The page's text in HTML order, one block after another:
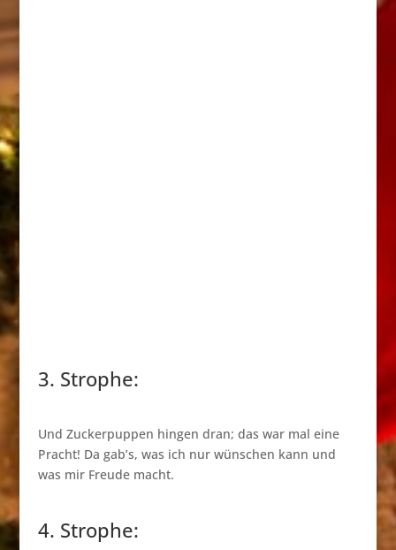
3. Strophe:
Und Zuckerpuppen hingen dran; das war mal eine
Pracht! Da gab’s, was ich nur wünschen kann und
was mir Freude macht.
4. Strophe: